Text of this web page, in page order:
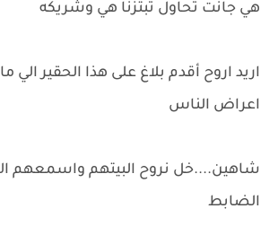
هي جانت تحاول تبتزنا هي وشريكه
اريد اروح أقدم بلاغ على هذا الحقير الي
اعراض الناس
شاهين....خل نروح البيتهم واسمعهم
الضابط